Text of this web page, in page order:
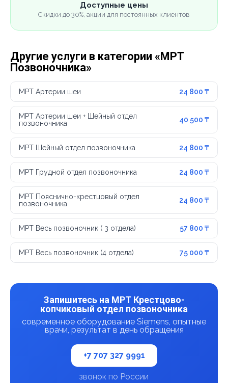
Доступные цены
Скидки до 30%, акции для постоянных клиентов
Другие услуги в категории «МРТ
Позвоночника»
МРТ Артерии шеи 24 800 ₸
МРТ Артерии шеи + Шейный отдел
позвоночника
40 500 ₸
МРТ Шейный отдел позвоночника 24 800 ₸
МРТ Грудной отдел позвоночника 24 800 ₸
МРТ Пояснично-крестцовый отдел
позвоночника
24 800 ₸
МРТ Весь позвоночник ( 3 отдела) 57 800 ₸
МРТ Весь позвоночник (4 отдела) 75 000 ₸
Запишитесь на МРТ Крестцово-
копчиковый отдел позвоночника
современное оборудование Siemens, опытные
врачи, результат в день обращения
+7 707 327 9991
звонок по России